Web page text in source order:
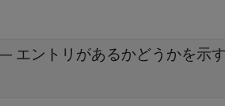
エントリがあるかどうかを示